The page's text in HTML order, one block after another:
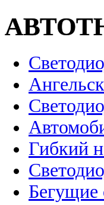
Гибкий
Бегущие